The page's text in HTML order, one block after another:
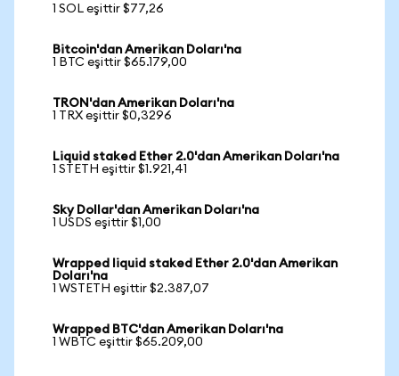
1 SOL eşittir $77,26
Bitcoin'dan Amerikan Doları'na
1 BTC eşittir $65.179,00
TRON'dan Amerikan Doları'na
1 TRX eşittir $0,3296
Liquid staked Ether 2.0'dan Amerikan Doları'na
1 STETH eşittir $1.921,41
Sky Dollar'dan Amerikan Doları'na
1 USDS eşittir $1,00
Wrapped liquid staked Ether 2.0'dan Amerikan
Doları'na
1 WSTETH eşittir $2.387,07
Wrapped BTC'dan Amerikan Doları'na
1 WBTC eşittir $65.209,00